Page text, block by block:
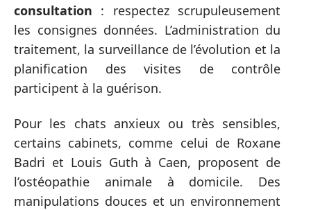
consultation : respectez scrupuleusement
les consignes données. L’administration du
traitement, la surveillance de l’évolution et la
planification des visites de contrôle
participent à la guérison.
Pour les chats anxieux ou très sensibles,
certains cabinets, comme celui de Roxane
Badri et Louis Guth à Caen, proposent de
l’ostéopathie animale à domicile. Des
manipulations douces et un environnement